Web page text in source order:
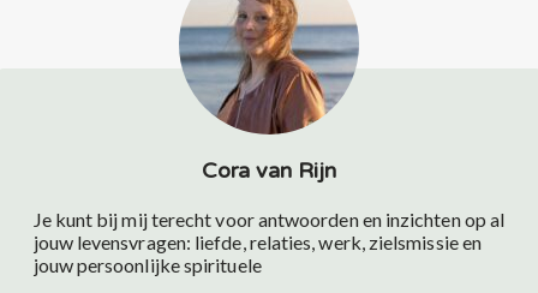
Cora van Rijn
Je kunt bij mij terecht voor antwoorden en inzichten op al
jouw levensvragen: liefde, relaties, werk, zielsmissie en
jouw persoonlijke spirituele